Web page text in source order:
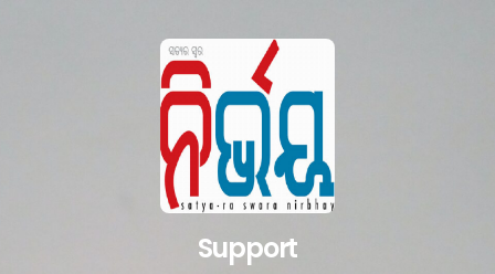
Support